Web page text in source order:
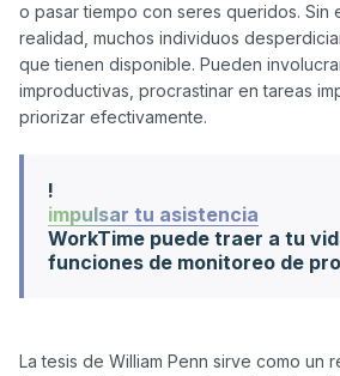
o pasar tiempo con seres queridos. Sin
realidad, muchos individuos
que tienen disponible. Pueden
improductivas, procrastinar en tareas
WorkTime puede traer a tu
funciones de monitoreo de
impulsar tu asistencia
!
La tesis de William Penn sirve como un